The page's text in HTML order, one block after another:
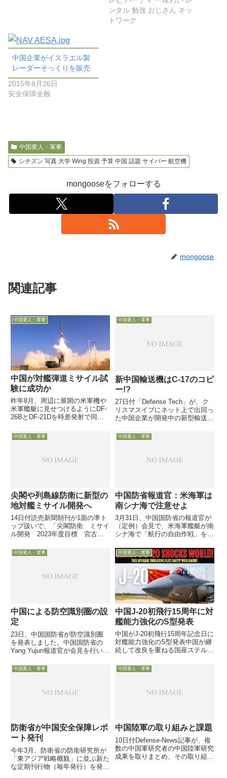
ンタル 勉強 おじさん ネッ
トワーク
中国企業がイスラエル製
レーダーそっくりを販売
2015年8月26日
安全保障全般
中国要人・軍事
シチズン 写真 大学 Wing 投資 予算 中国 話題 サイバー 航空機
mongooseをフォローする
mongoose
関連記事
中国要人・軍事
中国が対艦弾道ミサイル試
験に成功か
昨年8月、周辺に展開の米軍機や
米軍艦艇に見せつけるようにDF-
26BとDF-21Dを時差発射で同時
関係筋情報として一面サブトップ
に、「【独自】中国の「空母キラ
実験…２発が命中か」と...
中国要人・軍事
新中国輸送機はC-17のコピ
ー!?
27日付「Defense Tech」が、ク
リスマスイブにネット上で出回っ
た中国企業が開発中の新型輸送機
輸送機とそっくりだと指摘してい
ます
中国要人・軍事
尖閣や列島線防衛に新型の
地対艦ミサイル開発へ
14日付読売新聞朝刊が1面の準ト
ップ扱いで、「尖閣防衛 ミサイ
ル開発 2023年度目標 宮古島
載し、政府が防衛省の2017年度
予算概算要求に開発費を盛り込む
地対艦ミサイルの射程距離...
中国要人・軍事
中国防省報道官：米海軍は
南シナ海で注意せよ
3月31日、中国国防省の報道官が
（定例）会見で、米海軍艦艇が南
シナ海で「航行の自由作戦」を行
に関する合意に達したことに関す
る質問に対し、「米海軍は注意せ
よ」と述べたようですこのYang
Yujun報道官は、かっ...
中国要人・軍事
中国による防空識別圏の設
定
23日、中国国防省が防空識別圏
を発表しました。中国国防省の
Yang Yujun報道官が会見を行い、
の発言概要は・・
中国要人・軍事
中国J-20初飛行15周年に対
艦能力強化のS型発表
中国がJ-20初飛行15周年記念日に
対艦能力強化のS型発表中国が継
続して改良を重ねる国産ステルス
中国国産ステルス機J-20戦闘機の
初飛行15周年に合わせて発表し
ージョンであるS型...
中国要人・軍事
防衛省が中国安全保障レポ
ート発刊
今年3月、防衛省の防衛研究所が
「東アジア戦略概観」に並ぶ新た
な定期刊行物（毎年発行）を発
中国要人・軍事
中国陸軍の取り組みと課題
10日付Defense-News記事が、複
数の中国軍研究者の中国陸軍研究
成果を取りまとめ、その取り組み